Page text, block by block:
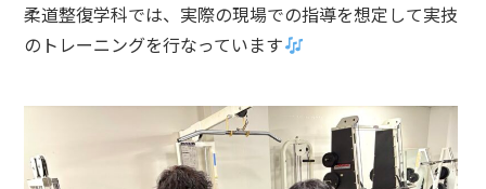
柔道整復学科では、実際の現場での指導を想定して実技
のトレーニングを行なっています